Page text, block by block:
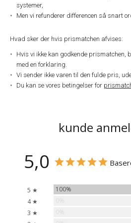
systemer,
Men vi refunderer differencen så snart
Hvad sker der hvis prismatchen afvises:
Hvis vi ikke kan godkende prismatchen,
med en forklaring.
Vi sender ikke varen til den fulde pris,
Du kan se vores betingelser for
kunde
5,0
5 ★ 100%
4 ★
3 ★